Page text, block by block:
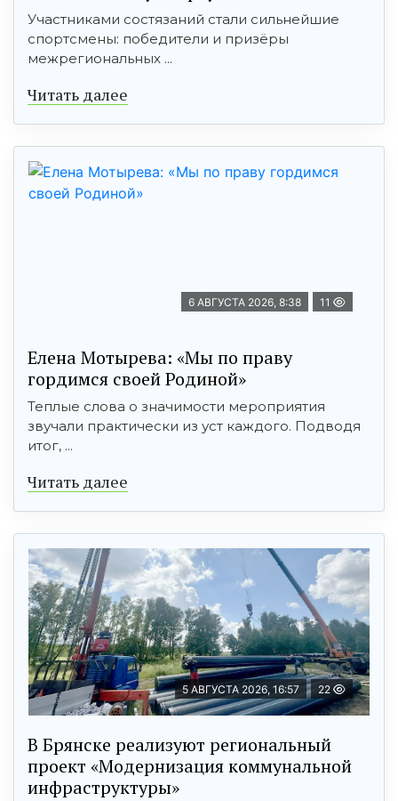
Участниками состязаний стали сильнейшие
спортсмены: победители и призёры
межрегиональных ...
Читать далее
6 АВГУСТА 2026, 8:38 11
Елена Мотырева: «Мы по праву
гордимся своей Родиной»
Теплые слова о значимости мероприятия
звучали практически из уст каждого. Подводя
итог, ...
Читать далее
5 АВГУСТА 2026, 16:57 22
В Брянске реализуют региональный
проект «Модернизация коммунальной
инфраструктуры»